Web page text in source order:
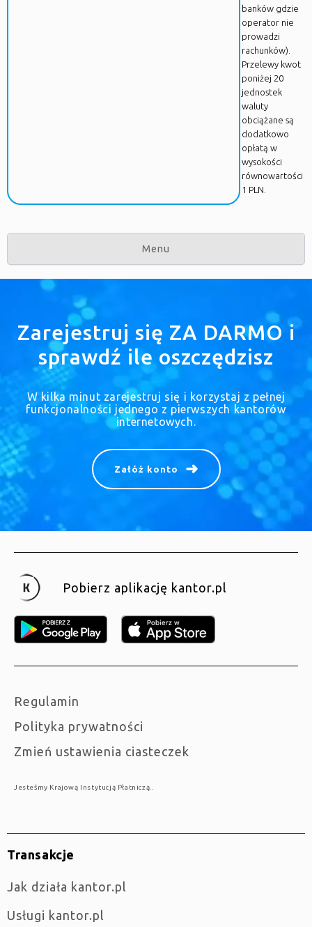
banków gdzie
operator nie
prowadzi
rachunków).
Przelewy kwot
poniżej 20
jednostek
waluty
obciążane są
dodatkowo
opłatą w
wysokości
równowartości
1 PLN.
Menu
Zarejestruj się ZA DARMO i
sprawdź ile oszczędzisz
W kilka minut zarejestruj się i korzystaj z pełnej
funkcjonalności jednego z pierwszych kantorów
internetowych.
Załóż konto
Pobierz aplikację kantor.pl
Regulamin
Polityka prywatności
Zmień ustawienia ciasteczek
Jesteśmy Krajową Instytucją Płatniczą..
Transakcje
jak działa kantor.pl
Usługi kantor.pl